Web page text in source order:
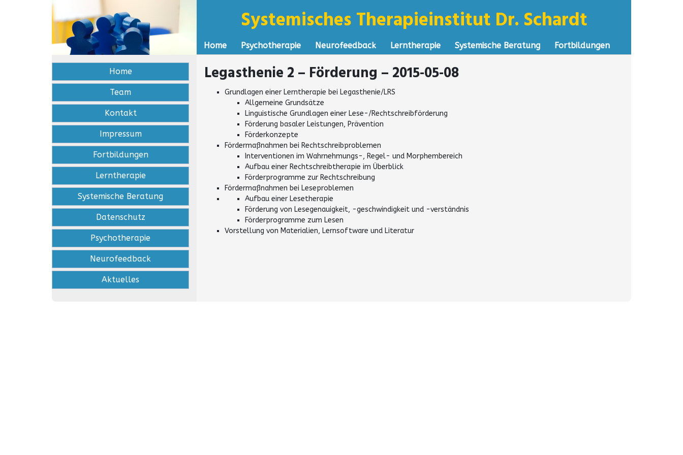
Systemisches Therapieinstitut Dr. Schardt
Home Psychotherapie Neurofeedback Lerntherapie Systemische Beratung Fortbildungen
Home
Team
Kontakt
Impressum
Fortbildungen
Lerntherapie
Systemische Beratung
Datenschutz
Psychotherapie
Neurofeedback
Aktuelles
Legasthenie 2 – Förderung – 2015-05-08
Grundlagen einer Lerntherapie bei Legasthenie/LRS
Allgemeine Grundsätze
Linguistische Grundlagen einer Lese-/Rechtschreibförderung
Förderung basaler Leistungen, Prävention
Förderkonzepte
Fördermaßnahmen bei Rechtschreibproblemen
Interventionen im Wahrnehmungs-, Regel- und Morphembereich
Aufbau einer Rechtschreibtherapie im Überblick
Förderprogramme zur Rechtschreibung
Fördermaßnahmen bei Leseproblemen
Aufbau einer Lesetherapie
Förderung von Lesegenauigkeit, -geschwindigkeit und -verständnis
Förderprogramme zum Lesen
Vorstellung von Materialien, Lernsoftware und Literatur